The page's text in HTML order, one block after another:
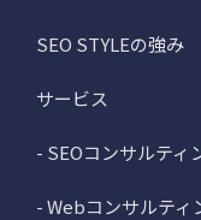
SEO STYLEの強み
サービス
- SEOコンサルティ
- Webコンサルティ